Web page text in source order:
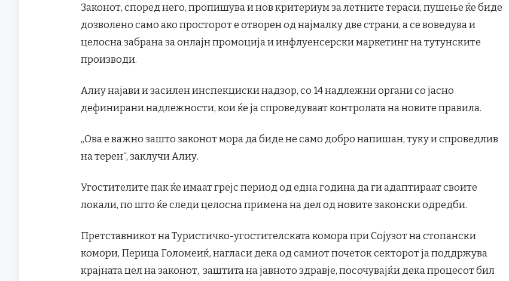
Законот, според него, пропишува и нов критериум за летните тераси, пушење ќе биде
дозволено само ако просторот е отворен од најмалку две страни, а се воведува и
целосна забрана за онлајн промоција и инфлуенсерски маркетинг на тутунските
производи.
Алиу најави и засилен инспекциски надзор, со 14 надлежни органи со јасно
дефинирани надлежности, кои ќе ја спроведуваат контролата на новите правила.
„Ова е важно зашто законот мора да биде не само добро напишан, туку и спроведлив
на терен“, заклучи Алиу.
Угостителите пак ќе имаат грејс период од една година да ги адаптираат своите
локали, по што ќе следи целосна примена на дел од новите законски одредби.
Претставникот на Туристичко-угостителската комора при Сојузот на стопански
комори, Перица Голомеиќ, нагласи дека од самиот почеток секторот ја поддржува
крајната цел на законот, заштита на јавното здравје, посочувајќи дека процесот бил